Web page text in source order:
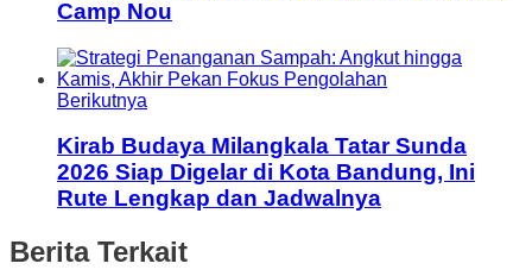
Camp Nou
Berikutnya
Kirab Budaya Milangkala Tatar Sunda
2026 Siap Digelar di Kota Bandung, Ini
Rute Lengkap dan Jadwalnya
Berita Terkait